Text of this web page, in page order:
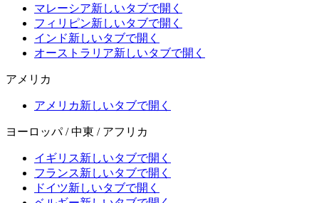
マレーシア新しいタブで開く
フィリピン新しいタブで開く
インド新しいタブで開く
オーストラリア新しいタブで開く
アメリカ
アメリカ新しいタブで開く
ヨーロッパ / 中東 / アフリカ
イギリス新しいタブで開く
フランス新しいタブで開く
ドイツ新しいタブで開く